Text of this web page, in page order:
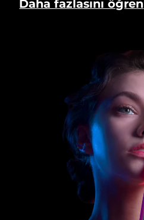
Daha fazlasını öğren